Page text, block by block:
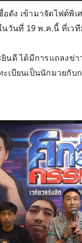
ดัง เข้ามาจัดไฟต์พิ
วันที่ 19 พ.ค.นี้ ที่เว
นดี ได้มีการแถลงข่
บียนเป็นนักมวยกับ